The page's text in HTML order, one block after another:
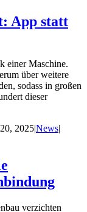
App statt
einer Maschine.
über weitere
sodass in großen
dieser
2025|News|
verzichten